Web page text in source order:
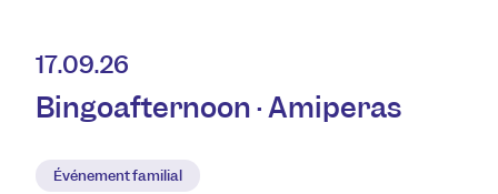
17.09.26
Bingoafternoon · Amiperas
Événement familial